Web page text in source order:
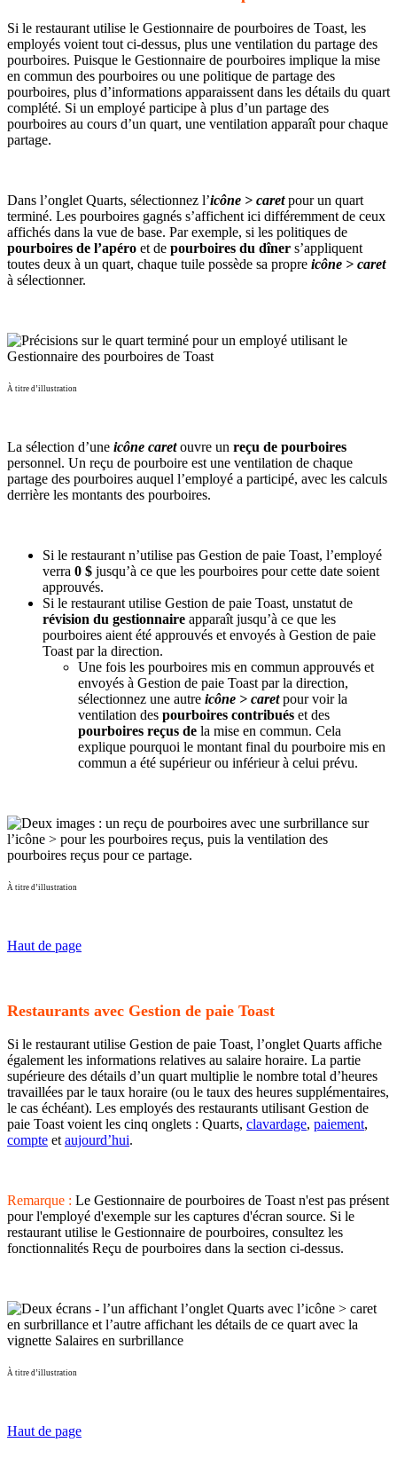
Si le restaurant utilise le Gestionnaire de pourboires de Toast, les
employés voient tout ci-dessus, plus une ventilation du partage des
pourboires. Puisque le Gestionnaire de pourboires implique la mise
en commun des pourboires ou une politique de partage des
pourboires, plus d’informations apparaissent dans les détails du quart
complété. Si un employé participe à plus d’un partage des
pourboires au cours d’un quart, une ventilation apparaît pour chaque
partage.
Dans l’onglet Quarts, sélectionnez l’icône > caretpour un quart
terminé. Les pourboires gagnés s’affichent ici différemment de ceux
affichés dans la vue de base. Par exemple, si les politiques de
pourboires de l’apéro et de pourboires du dîner s’appliquent
toutes deux à un quart, chaque tuile possède sa propre icône > caret
à sélectionner.
À titre d’illustration
La sélection d’une icône caretouvre un reçu de pourboires
personnel. Un reçu de pourboire est une ventilation de chaque
partage des pourboires auquel l’employé a participé, avec les calculs
derrière les montants des pourboires.
Si le restaurant n’utilise pas Gestion de paie Toast, l’employé
verra 0 $ jusqu’à ce que les pourboires pour cette date soient
approuvés.
Si le restaurant utilise Gestion de paie Toast, unstatut de
révision du gestionnaire apparaît jusqu’à ce que les
pourboires aient été approuvés et envoyés à Gestion de paie
Toast par la direction.
Une fois les pourboires mis en commun approuvés et
envoyés à Gestion de paie Toast par la direction,
sélectionnez une autre icône > caretpour voir la
ventilation des pourboires contribués et des
pourboires reçus de la mise en commun. Cela
explique pourquoi le montant final du pourboire mis en
commun a été supérieur ou inférieur à celui prévu.
À titre d’illustration
Haut de page
Restaurants avec Gestion de paie Toast
Si le restaurant utilise Gestion de paie Toast, l’onglet Quarts affiche
également les informations relatives au salaire horaire. La partie
supérieure des détails d’un quart multiplie le nombre total d’heures
travaillées par le taux horaire (ou le taux des heures supplémentaires,
le cas échéant). Les employés des restaurants utilisant Gestion de
paie Toast voient les cinq onglets : Quarts, clavardage, paiement,
compte etaujourd’hui.
Remarque : Le Gestionnaire de pourboires de Toast n'est pas présent
pour l'employé d'exemple sur les captures d'écran source. Si le
restaurant utilise le Gestionnaire de pourboires, consultez les
fonctionnalités Reçu de pourboires dans la section ci-dessus.
À titre d’illustration
Haut de page